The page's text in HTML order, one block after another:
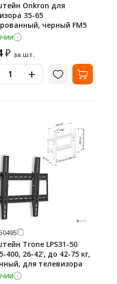
Onkron для
35-65
черный FM5
₽ за шт.
+
Trone LPS31-50
400, 26-42', до 42-75 кг,
для телевизора